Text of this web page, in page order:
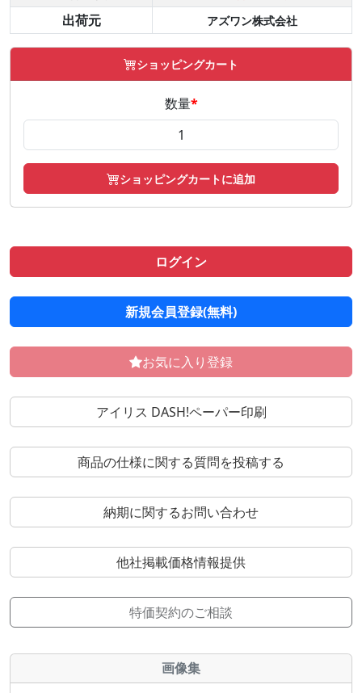
出荷元 アズワン株式会社
ショッピングカート
数量*
ショッピングカートに追加
ログイン
新規会員登録(無料)
お気に入り登録
アイリス DASH!ペーパー印刷
商品の仕様に関する質問を投稿する
納期に関するお問い合わせ
他社掲載価格情報提供
特価契約のご相談
画像集